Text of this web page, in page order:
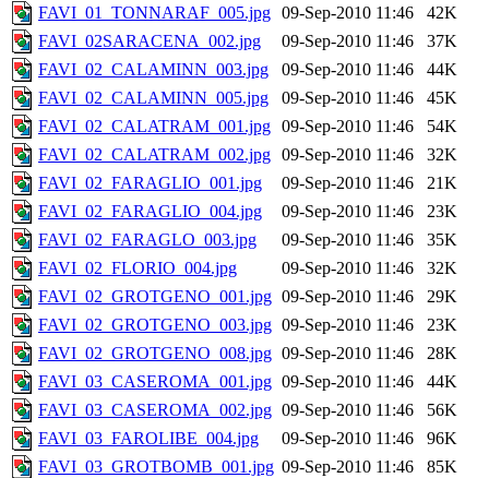
FAVI_01_TONNARAF_005.jpg 09-Sep-2010 11:46
42K
FAVI_02SARACENA_002.jpg
09-Sep-2010 11:46
37K
FAVI_02_CALAMINN_003.jpg
09-Sep-2010 11:46
44K
FAVI_02_CALAMINN_005.jpg
09-Sep-2010 11:46
45K
FAVI_02_CALATRAM_001.jpg 09-Sep-2010 11:46
54K
FAVI_02_CALATRAM_002.jpg 09-Sep-2010 11:46
32K
FAVI_02_FARAGLIO_001.jpg
09-Sep-2010 11:46
21K
FAVI_02_FARAGLIO_004.jpg
09-Sep-2010 11:46
23K
FAVI_02_FARAGLO_003.jpg
09-Sep-2010 11:46
35K
FAVI_02_FLORIO_004.jpg
09-Sep-2010 11:46
32K
FAVI_02_GROTGENO_001.jpg 09-Sep-2010 11:46
29K
FAVI_02_GROTGENO_003.jpg 09-Sep-2010 11:46
23K
FAVI_02_GROTGENO_008.jpg 09-Sep-2010 11:46
28K
FAVI_03_CASEROMA_001.jpg 09-Sep-2010 11:46
44K
FAVI_03_CASEROMA_002.jpg 09-Sep-2010 11:46
56K
FAVI_03_FAROLIBE_004.jpg
09-Sep-2010 11:46
96K
FAVI_03_GROTBOMB_001.jpg 09-Sep-2010 11:46
85K